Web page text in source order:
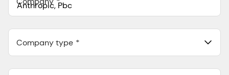
548 Market St Pmb 90375, San Francisco, California, US
Company type